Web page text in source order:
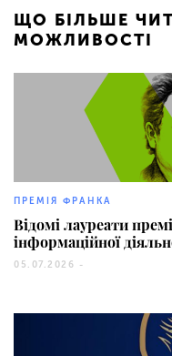
ЩО БІЛЬШЕ
МОЖЛИВОСТІ
ПРЕМІЯ ФРАНКА
Відомі лауреати
інформаційної
05.07.2026 -